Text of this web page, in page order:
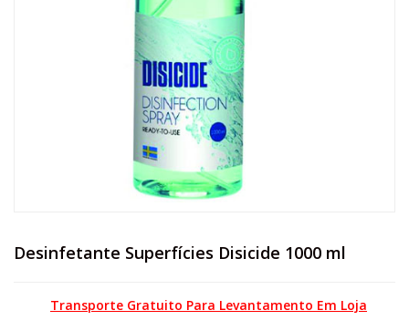
Desinfetante Superfícies Disicide 1000 ml
Transporte Gratuito Para Levantamento Em Loja